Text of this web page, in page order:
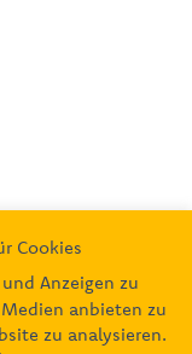
Cookies
Anzeigen zu
anbieten zu
zu analysieren.